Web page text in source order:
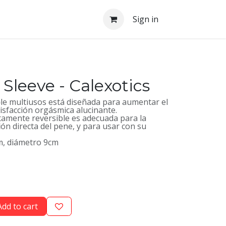
Sign in
- Calexotics
multiusos está diseñada para aumentar el
orgásmica alucinante.
reversible es adecuada para la
directa del pene, y para usar con su
diámetro 9cm
to cart